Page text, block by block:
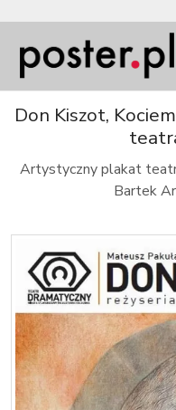
Don Kiszot,
Artystyczny plakat
Bartek